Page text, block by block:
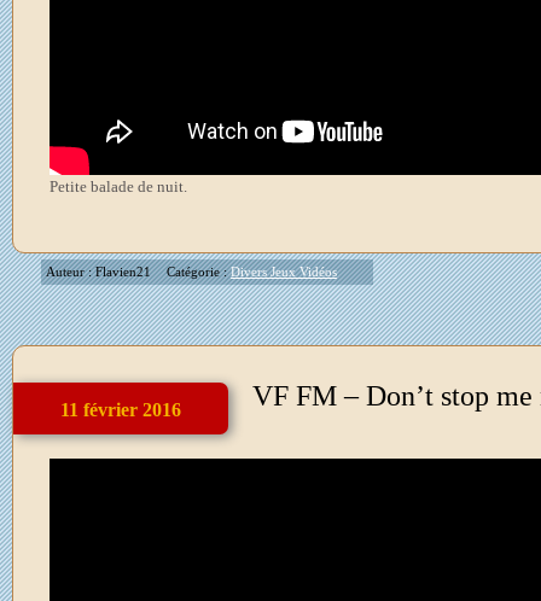
Petite balade de nuit.
Auteur : Flavien21 Catégorie :Divers Jeux Vidéos
11 février 2016 VF FM – Don’t stop me